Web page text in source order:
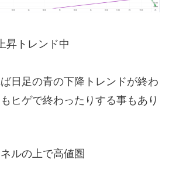
昇トレンド中
日足の青の下降トレンドが終わ
ヒゲで終わったりする事もあり
ルの上で高値圏